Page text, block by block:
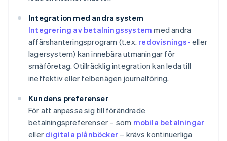
Integration med andra system
Integrering av betalningssystem med andra
affärshanteringsprogram (t.ex. redovisnings- eller
lagersystem) kan innebära utmaningar för
småföretag. Otillräcklig integration kan leda till
ineffektiv eller felbenägen journalföring.
Kundens preferenser
För att anpassa sig till förändrade
betalningspreferenser – som mobila betalningar
eller digitala plånböcker – krävs kontinuerliga